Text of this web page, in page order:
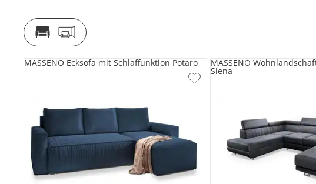
MASSENO Ecksofa mit Schlaffunktion Potaro MASSENO
Siena